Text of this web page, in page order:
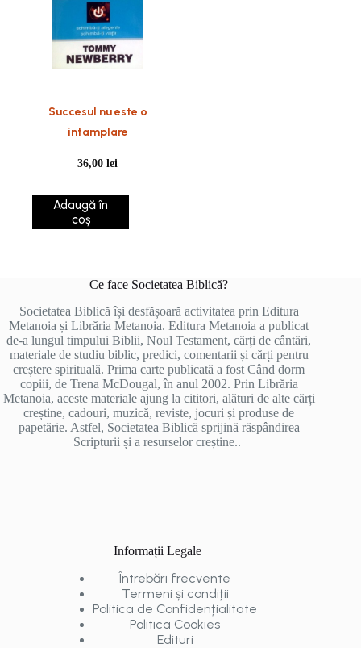
Succesul nu este o
intamplare
36,00lei
Adaugă în
coș
Ce face Societatea Biblică?
Societatea Biblică își desfășoară activitatea prin Editura
Metanoia și Librăria Metanoia. Editura Metanoia a publicat
de-a lungul timpului Biblii, Noul Testament, cărți de cântări,
materiale de studiu biblic, predici, comentarii și cărți pentru
creștere spirituală. Prima carte publicată a fost Când dorm
copiii, de Trena McDougal, în anul 2002. Prin Librăria
Metanoia, aceste materiale ajung la cititori, alături de alte cărți
creștine, cadouri, muzică, reviste, jocuri și produse de
papetărie. Astfel, Societatea Biblică sprijină răspândirea
Scripturii și a resurselor creștine..
Informații Legale
Întrebări frecvente
Termeni și condiții
Politica de Confidențialitate
Politica Cookies
Edituri